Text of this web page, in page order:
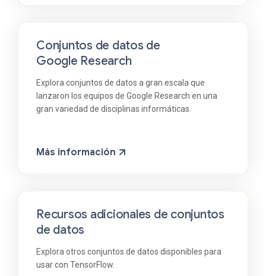
Conjuntos de datos de
Google Research
Explora conjuntos de datos a gran escala que
lanzaron los equipos de Google Research en una
gran variedad de disciplinas informáticas.
Más información
Recursos adicionales de conjuntos
de datos
Explora otros conjuntos de datos disponibles para
usar con TensorFlow.